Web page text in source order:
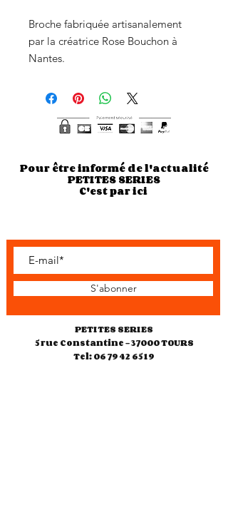
Broche fabriquée artisanalement
par la créatrice Rose Bouchon à
Nantes.
Pour être informé de l'actualité
PETITES SERIES
C'est par ici
S'abonner
PETITES SERIES
5 rue Constantine - 37000 TOURS
Tel: 06 79 42 65 19